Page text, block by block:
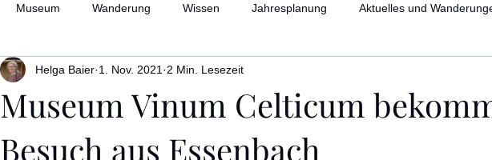
Museum Wanderung Wissen Jahresplanung Aktuelles und
Museum Vinum Celticum
Besuch aus Essenbach
Helga Baier 1. Nov. 2021 2 Min. Lesezeit